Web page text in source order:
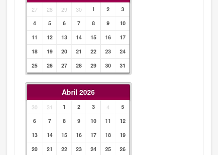
27 28 29 30 1 2
3
4
5 6 7 8 9
10
11
12 13 14 15 16
17
18
19 20 21 22 23
24
25
26 27 28 29 30 31
Abril 2026
30 31 1 2 3 4
5
6
7 8 9 10 11
12
13
14 15 16 17 18
19
20
21 22 23 24 25
26